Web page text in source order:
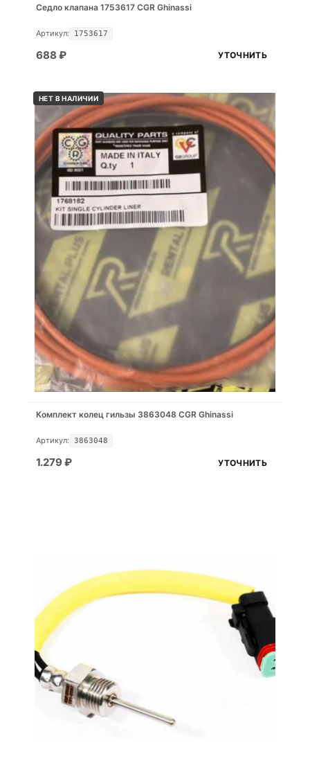
Седло клапана 1753617 CGR Ghinassi
Артикул: 1753617
688 ₽ УТОЧНИТЬ
НЕТ В НАЛИЧИИ
Комплект колец гильзы 3863048 CGR Ghinassi
Артикул: 3863048
1.279 ₽ УТОЧНИТЬ